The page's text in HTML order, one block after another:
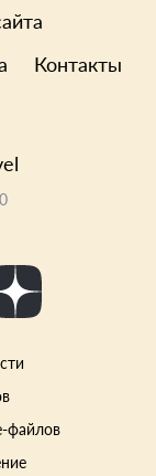
Контакты
файлов